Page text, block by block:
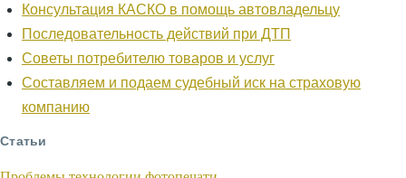
Консультация КАСКО в помощь автовладельцу
Последовательность действий при ДТП
Советы потребителю товаров и услуг
Составляем и подаем судебный иск на страховую
компанию
Статьи